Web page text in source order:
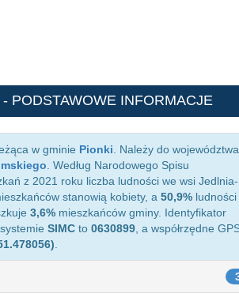
- PODSTAWOWE INFORMACJE
w gminie Pionki . Należy do województwa
. Według Narodowego Spisu
z 2021 roku liczba ludności we wsi Jedlnia-
stanowią kobiety, a 50,9%
3,6% mieszkańców gminy. Identyfikator
SIMC to 0630899 , a współrzędne